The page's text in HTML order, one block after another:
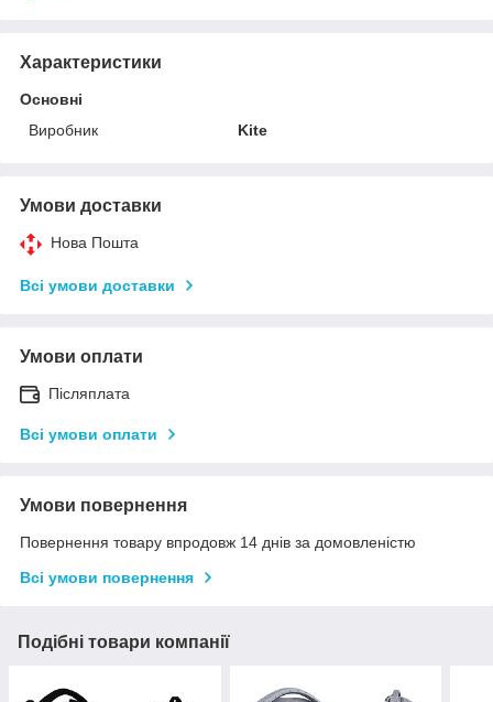
Характеристики
Основні
Виробник
Kite
Умови доставки
Нова Пошта
Всі умови доставки
Умови оплати
Післяплата
Всі умови оплати
Умови повернення
Повернення товару впродовж 14 днів за домовленістю
Всі умови повернення
Подібні товари компанії